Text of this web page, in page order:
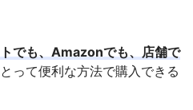
でも、Amazonでも、店舗で
って便利な方法で購入できる